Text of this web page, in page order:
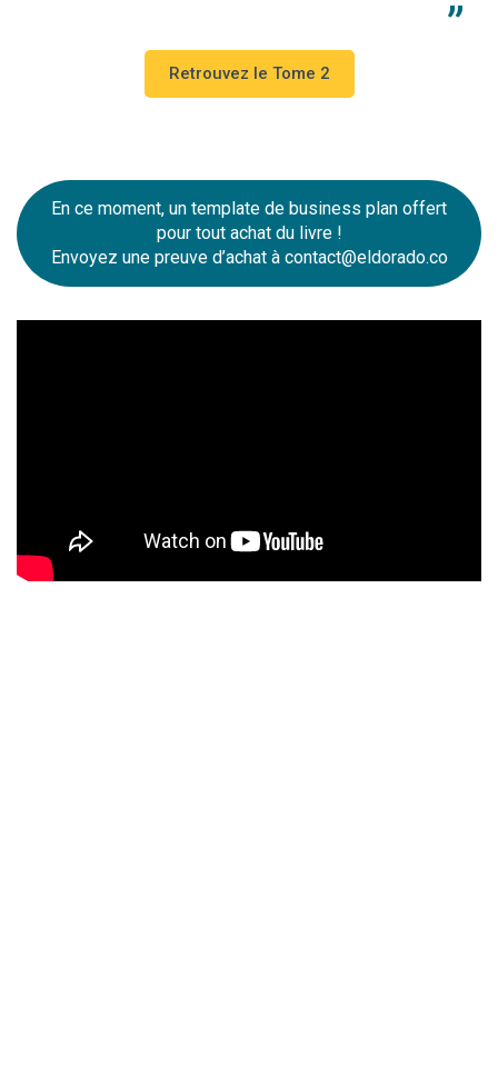
Retrouvez le Tome 2
En ce moment, un template de business plan offert
pour tout achat du livre !
Envoyez une preuve d’achat à contact@eldorado.co